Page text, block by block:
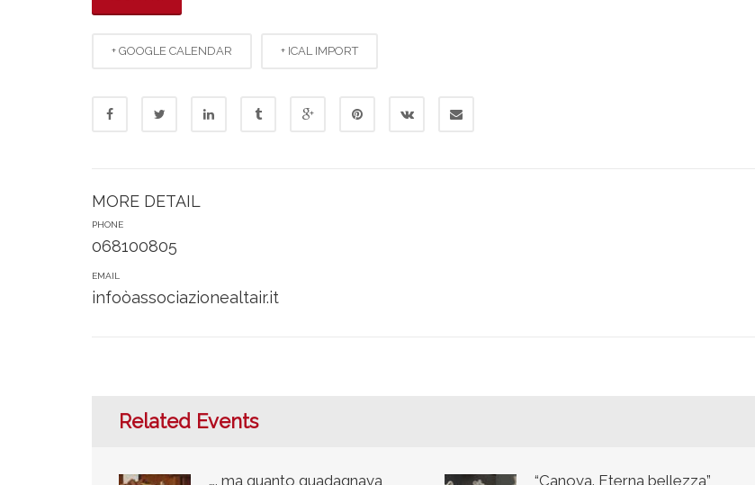
+ GOOGLE CALENDAR + ICAL IMPORT
MORE DETAIL
PHONE
068100805
EMAIL
infoòassociazionealtair.it
Related Events
…. ma quanto guadagnava “Canova. Eterna bellezza”